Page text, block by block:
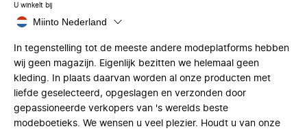
U winkelt bij
Miinto Nederland
In tegenstelling tot de meeste andere modeplatforms hebben
wij geen magazijn. Eigenlijk bezitten we helemaal geen
kleding. In plaats daarvan worden al onze producten met
liefde geselecteerd, opgeslagen en verzonden door
gepassioneerde verkopers van 's werelds beste
modeboetieks. We wensen u veel plezier. Houdt u van onze